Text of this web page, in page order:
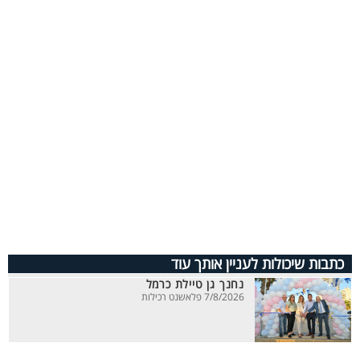
כתבות שיכולות לעניין אותך עוד
נחנך גן טיילת כרמל
7/8/2026 פלאשנט רכילות